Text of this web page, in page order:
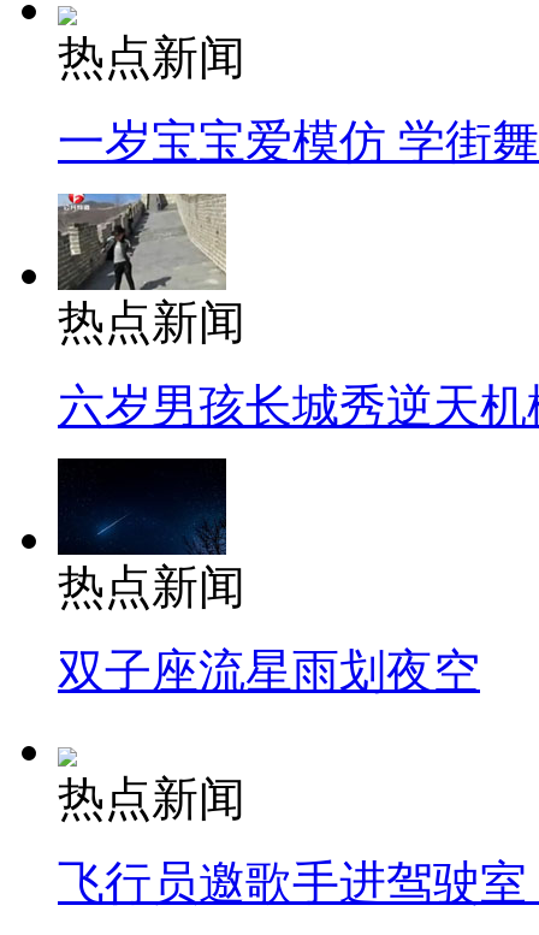
热点新闻
一岁宝宝爱模仿 学街
热点新闻
六岁男孩长城秀逆天机
热点新闻
双子座流星雨划夜空
热点新闻
飞行员邀歌手进驾驶